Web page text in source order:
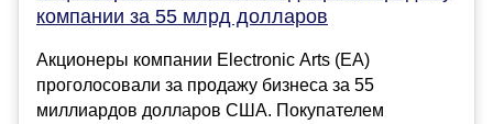
компании за 55 млрд долларов
Акционеры компании Electronic Arts (EA)
проголосовали за продажу бизнеса за 55
миллиардов долларов США. Покупателем